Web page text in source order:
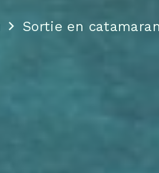
Sortie en catamaran